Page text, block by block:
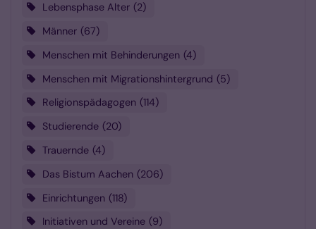
Lebensphase Alter 2
Männer 67
Menschen mit Behinderungen 4
Menschen mit Migrationshintergrund 5
Religionspädagogen 114
Studierende 20
Trauernde 4
Das Bistum Aachen 206
Einrichtungen 118
Initiativen und Vereine
9